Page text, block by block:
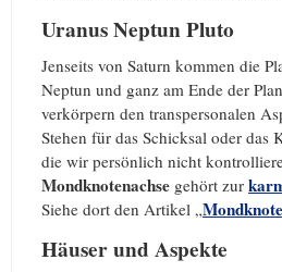
Uranus Neptun Pluto
Jenseits von Saturn kommen die
Neptun und ganz am Ende der
verkörpern den transpersonalen
Stehen für das Schicksal oder das
die wir persönlich nicht
Mondknotenachse gehört zur
Siehe dort den Artikel „
Häuser und Aspekte